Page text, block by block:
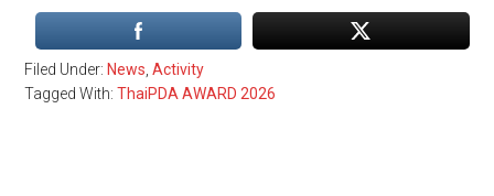
Filed Under: News,Activity
Tagged With:ThaiPDA AWARD 2026